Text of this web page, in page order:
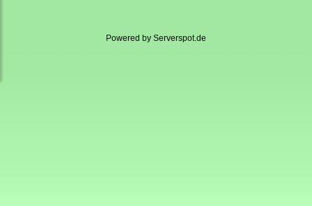
Powered by Serverspot.de